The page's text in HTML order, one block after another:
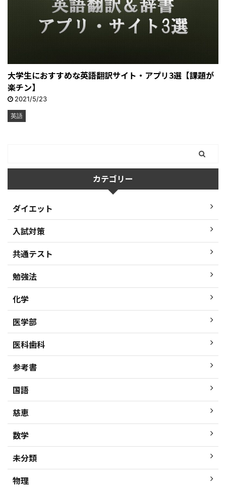
大学生におすすめな英語翻訳サイト・アプリ3選【課題が
楽チン】
2021/5/23
英語
カテゴリー
ダイエット
入試対策
共通テスト
勉強法
化学
医学部
医科歯科
参考書
国語
慈恵
数学
未分類
物理